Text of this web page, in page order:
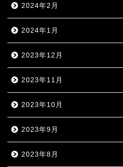
2024年2月
2024年1月
2023年12月
2023年11月
2023年10月
2023年9月
2023年8月